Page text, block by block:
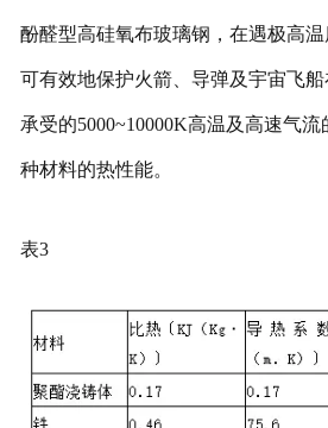
酚醛型高硅氧布玻璃钢，在遇极高温
可有效地保护火箭、导弹及宇宙飞
承受的5000~10000K高温及高速气
种材料的热性能。
表3